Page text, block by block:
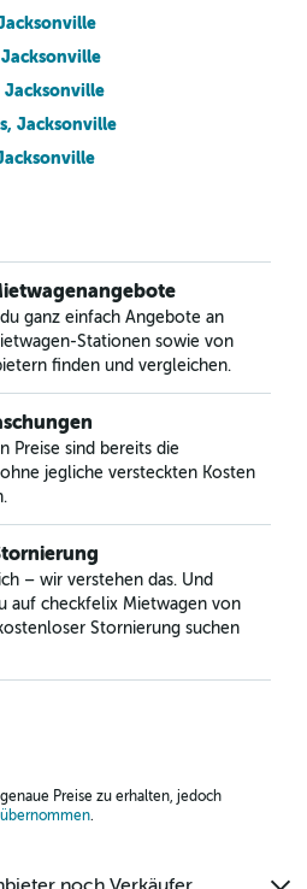
Jacksonville
Jacksonville
ganz einfach Angebote an
Stationen sowie von
finden und vergleichen.
Preise sind bereits die
jegliche versteckten Kosten
– wir verstehen das. Und
auf checkfelix Mietwagen von
Stornierung suchen
Preise zu erhalten, jedoch
.